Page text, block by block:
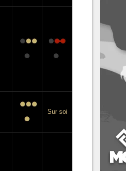
Sur soi